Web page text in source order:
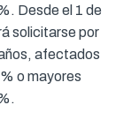
Desde el 1 de
solicitarse por
afectados
o mayores